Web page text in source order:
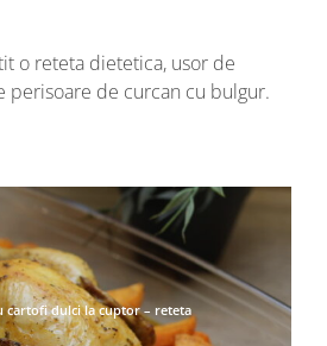
o reteta dietetica, usor de
perisoare de curcan cu bulgur.
cartofi dulci la cuptor – reteta